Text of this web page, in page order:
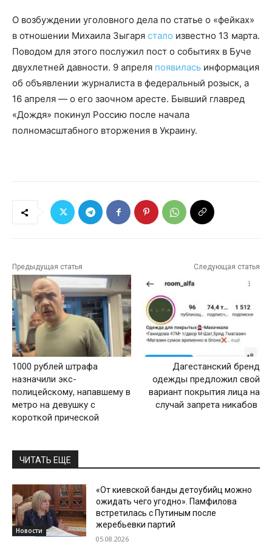
О возбуждении уголовного дела по статье о «фейках»
в отношении Михаила Зыгаря стало известно 13 марта.
Поводом для этого послужил пост о событиях в Буче
двухлетней давности. 9 апреля появилась информация
об объявлении журналиста в федеральный розыск, а
16 апреля — о его заочном аресте. Бывший главред
«Дождя» покинул Россию после начала
полномасштабного вторжения в Украину.
Предыдущая статья
1000 рублей штрафа
назначили экс-
полицейскому, напавшему в
метро на девушку с
короткой прической
Следующая статья
Дагестанский бренд
одежды предложил свой
вариант покрытия лица на
случай запрета никабов
ЧИТАТЬ ЕЩЕ
Новости
«От киевской банды детоубийц можно
ожидать чего угодно». Памфилова
встретилась с Путиным после
жеребьевки партий
05.08.2026